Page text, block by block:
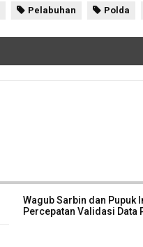
Pelabuhan Polda
Wagub Sarbin dan Pupuk
Percepatan Validasi Data